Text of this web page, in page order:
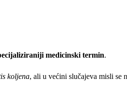
medicinski termin.
koljena, ali u većini slučajeva misli se